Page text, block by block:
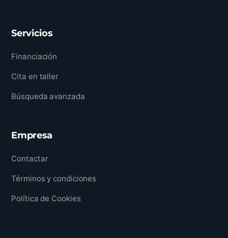
Servicios
Financiación
Cita en taller
Búsqueda avanzada
Empresa
Contactar
Términos y condiciones
Política de Cookies